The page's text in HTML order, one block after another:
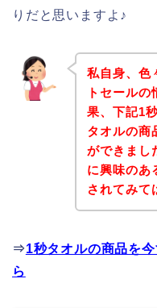
りだと思いますよ♪
私自身、色
トセール
果、下記1
タオルの商
ができまし
に興味のあ
されてみて
⇒1秒タオルの商品を
ら